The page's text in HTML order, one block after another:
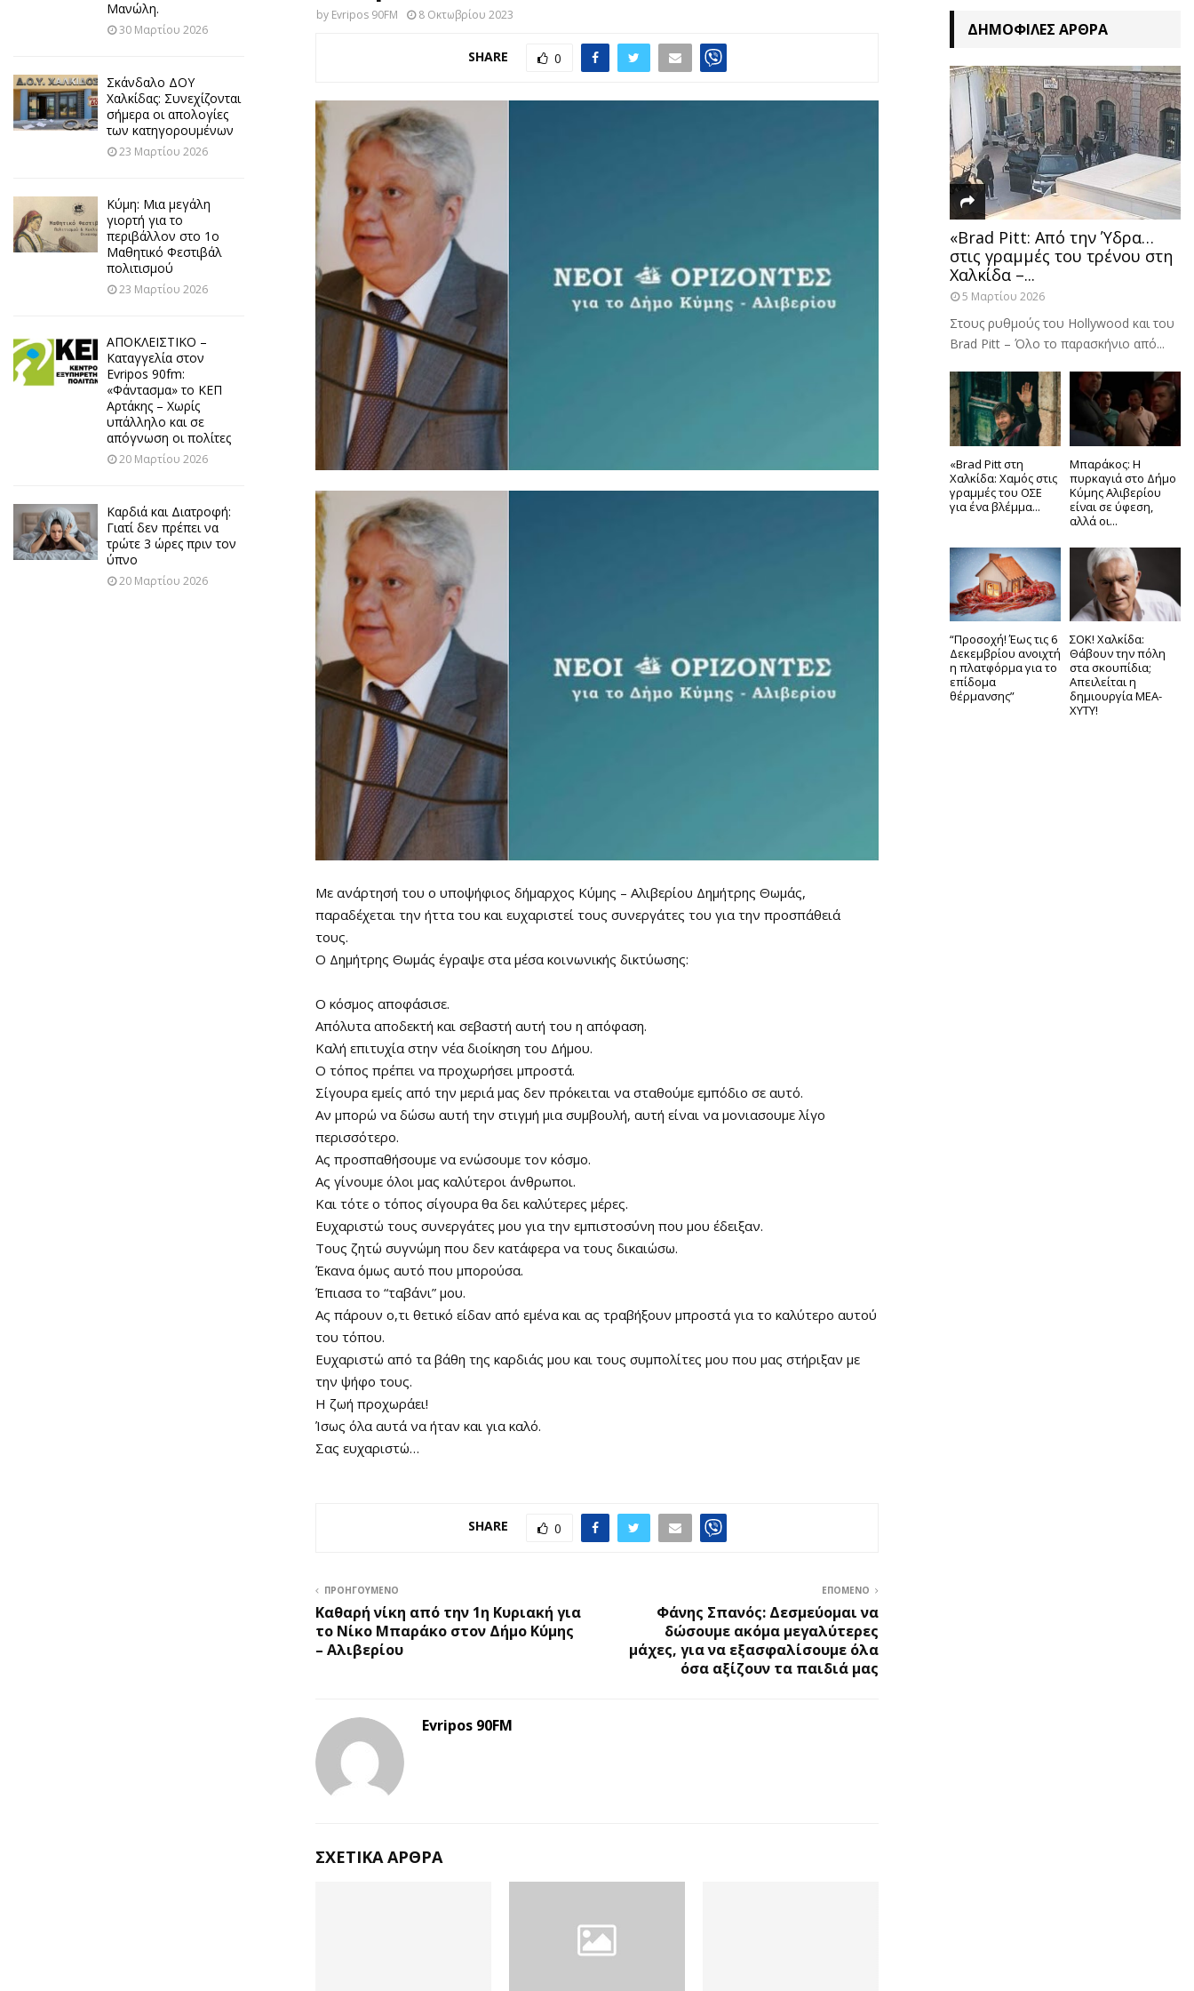
by Evripos 90FM 8 Οκτωβρίου 2023
SHARE 0
Με ανάρτησή του ο υποψήφιος δήμαρχος Κύμης – Αλιβερίου Δημήτρης Θωμάς,
παραδέχεται την ήττα του και ευχαριστεί τους συνεργάτες του για την προσπάθειά
τους.
Ο Δημήτρης Θωμάς έγραψε στα μέσα κοινωνικής δικτύωσης:
Ο κόσμος αποφάσισε.
Απόλυτα αποδεκτή και σεβαστή αυτή του η απόφαση.
Καλή επιτυχία στην νέα διοίκηση του Δήμου.
Ο τόπος πρέπει να προχωρήσει μπροστά.
Σίγουρα εμείς από την μεριά μας δεν πρόκειται να σταθούμε εμπόδιο σε αυτό.
Αν μπορώ να δώσω αυτή την στιγμή μια συμβουλή, αυτή είναι να μονιασουμε λίγο
περισσότερο.
Ας προσπαθήσουμε να ενώσουμε τον κόσμο.
Ας γίνουμε όλοι μας καλύτεροι άνθρωποι.
Και τότε ο τόπος σίγουρα θα δει καλύτερες μέρες.
Ευχαριστώ τους συνεργάτες μου για την εμπιστοσύνη που μου έδειξαν.
Τους ζητώ συγνώμη που δεν κατάφερα να τους δικαιώσω.
Έκανα όμως αυτό που μπορούσα.
Έπιασα το “ταβάνι” μου.
Ας πάρουν ο,τι θετικό είδαν από εμένα και ας τραβήξουν μπροστά για το καλύτερο αυτού
του τόπου.
Ευχαριστώ από τα βάθη της καρδιάς μου και τους συμπολίτες μου που μας στήριξαν με
την ψήφο τους.
Η ζωή προχωράει!
Ίσως όλα αυτά να ήταν και για καλό.
Σας ευχαριστώ…
SHARE 0
ΠΡΟΗΓΟΎΜΕΝΟ
Καθαρή νίκη από την 1η Κυριακή για
το Νίκο Μπαράκο στον Δήμο Κύμης
– Αλιβερίου
ΕΠΌΜΕΝΟ
Φάνης Σπανός: Δεσμεύομαι να
δώσουμε ακόμα μεγαλύτερες
μάχες, για να εξασφαλίσουμε όλα
όσα αξίζουν τα παιδιά μας
Evripos 90FM
ΣΧΕΤΙΚΆ ΆΡΘΡΑ
Μανώλη.
30 Μαρτίου 2026
Σκάνδαλο ΔΟΥ
Χαλκίδας: Συνεχίζονται
σήμερα οι απολογίες
των κατηγορουμένων
23 Μαρτίου 2026
Κύμη: Μια μεγάλη
γιορτή για το
περιβάλλον στο 1ο
Μαθητικό Φεστιβάλ
πολιτισμού
23 Μαρτίου 2026
ΑΠΟΚΛΕΙΣΤΙΚΟ –
Καταγγελία στον
Evripos 90fm:
«Φάντασμα» το ΚΕΠ
Αρτάκης – Χωρίς
υπάλληλο και σε
απόγνωση οι πολίτες
20 Μαρτίου 2026
Καρδιά και Διατροφή:
Γιατί δεν πρέπει να
τρώτε 3 ώρες πριν τον
ύπνο
20 Μαρτίου 2026
ΔΗΜΟΦΙΛΈΣ ΆΡΘΡΑ
«Brad Pitt: Από την Ύδρα…
στις γραμμές του τρένου στη
Χαλκίδα –...
5 Μαρτίου 2026
Στους ρυθμούς του Hollywood και του
Brad Pitt – Όλο το παρασκήνιο από...
«Brad Pitt στη
Χαλκίδα: Χαμός στις
γραμμές του ΟΣΕ
για ένα βλέμμα...
Μπαράκος: Η
πυρκαγιά στο Δήμο
Κύμης Αλιβερίου
είναι σε ύφεση,
αλλά οι...
“Προσοχή! Έως τις 6
Δεκεμβρίου ανοιχτή
η πλατφόρμα για το
επίδομα
θέρμανσης”
ΣΟΚ! Χαλκίδα:
Θάβουν την πόλη
στα σκουπίδια;
Απειλείται η
δημιουργία ΜΕΑ-
ΧΥΤΥ!